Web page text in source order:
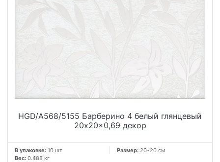
HGD/A568/5155 Барберино 4 белый глянцевый
20x20x0,69 декор
В упаковке: 10 шт Размер: 20*20 см
Вес: 0.488 кг